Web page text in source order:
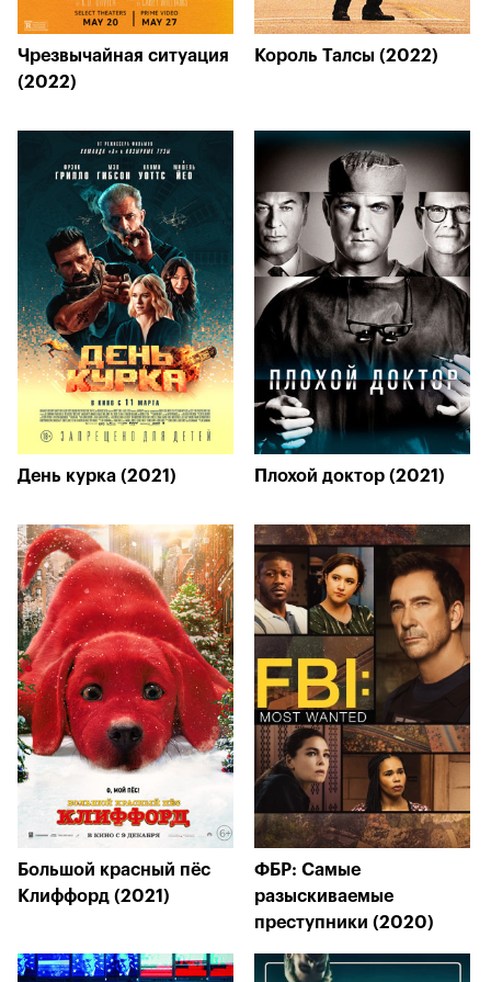
Чрезвычайная ситуация
(2022)
Король Талсы (2022)
День курка (2021) Плохой доктор (2021)
Большой красный пёс
Клиффорд (2021)
ФБР: Самые
разыскиваемые
преступники (2020)